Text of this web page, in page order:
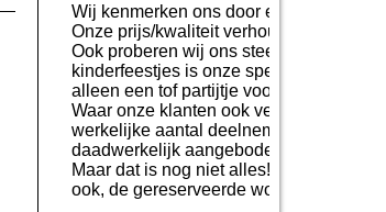
Wij kenmerken ons door een
Onze prijs/kwaliteit verhouding ligt
Ook proberen wij ons steeds te
kinderfeestjes is onze specialiteit,
alleen een tof partijtje voor iedereen,
Waar onze klanten ook veel waarde
werkelijke aantal deelnemers. Dit geeft
daadwerkelijk aangeboden wordt.
Maar dat is nog niet alles! Ons team
ook, de gereserveerde workshop gaan